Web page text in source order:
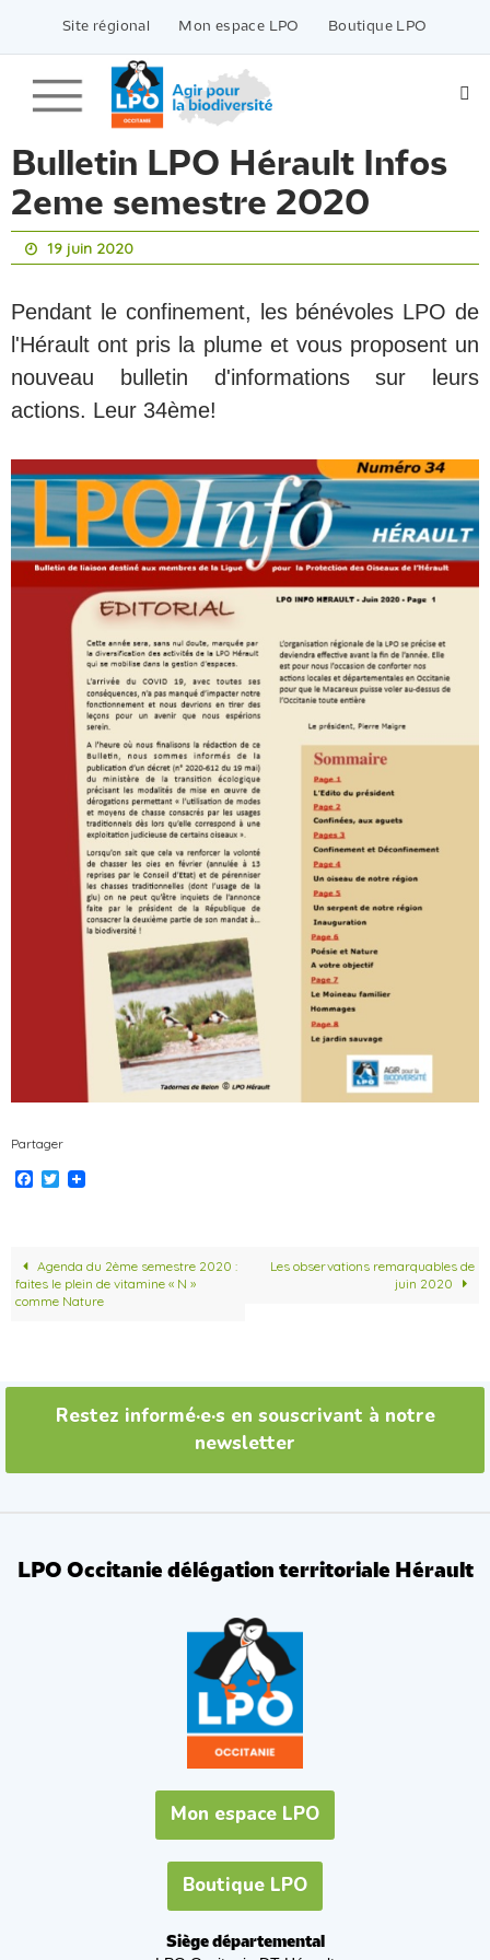
contenu
Site régional Mon espace LPO Boutique LPO
Bulletin LPO Hérault Infos
2eme semestre 2020
19 juin 2020
Pendant le confinement, les bénévoles LPO de
l'Hérault ont pris la plume et vous proposent un
nouveau bulletin d'informations sur leurs
actions. Leur 34ème!
Partager
F
o
o
k
T
e
r
Agenda du 2ème semestre 2020 :
faites le plein de vitamine « N »
comme Nature
Les observations remarquables de
juin 2020
Restez informé·e·s en souscrivant à notre
newsletter
LPO Occitanie délégation territoriale Hérault
Mon espace LPO
Boutique LPO
Siège départemental